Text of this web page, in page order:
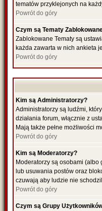
tematów przyklejonych na
Powrót do góry
Czym są Tematy
Zablokowane Tematy są
każda zawarta w nich ankieta
Powrót do góry
Kim są Administratorzy?
Administratorzy są ludźmi,
działania forum, włącznie z
Mają także pełne możliwości
Powrót do góry
Kim są Moderatorzy?
Moderatorzy są osobami
lub usuwania postów oraz
czuwają aby ludzie nie
Powrót do góry
Czym są Grupy